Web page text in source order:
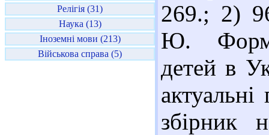
Релігія (31)
Наука (13)
Іноземні мови (213)
Військова справа (5)
269.; 2)
Ю.
детей в
збірник